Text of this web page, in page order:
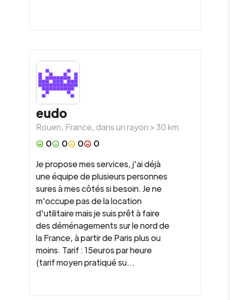
eudo
Rouen, France, dans un rayon >30km
0
0 0
0
Je propose mes services, j'ai déjà
une équipe de plusieurs personnes
sures à mes côtés si besoin. Je ne
m'occupe pas de la location
d'utilitaire mais je suis prêt à faire
des déménagements sur le nord de
la France, à partir de Paris plus ou
moins. Tarif : 15euros par heure
(tarif moyen pratiqué su...